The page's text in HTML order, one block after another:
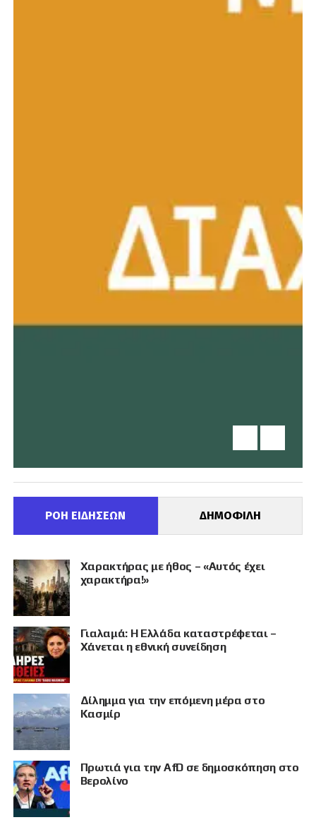
ΡΟΗ ΕΙΔΗΣΕΩΝ ΔΗΜΟΦΙΛΗ
Χαρακτήρας με ήθος – «Αυτός έχει
χαρακτήρα!»
Γιαλαμά: Η Ελλάδα καταστρέφεται –
Χάνεται η εθνική συνείδηση
Δίλημμα για την επόμενη μέρα στο
Κασμίρ
Πρωτιά για την AfD σε δημοσκόπηση στο
Βερολίνο